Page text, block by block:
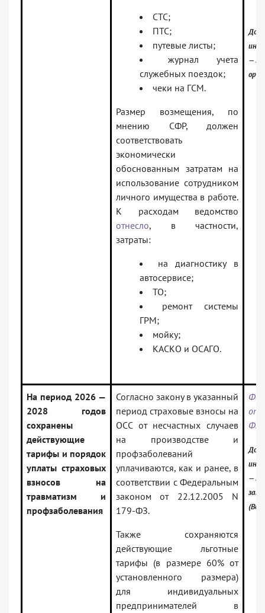
СТС;
ПТС;
путевые листы;
журнал учета
служебных поездок;
чеки на ГСМ.
Размер возмещения, по
мнению СФР, должен
соответствовать
экономически
обоснованным затратам на
использование сотрудником
личного имущества в работе.
К расходам ведомство
отнесло, в частности,
затраты:
на диагностику в
автосервисе;
ТО;
ремонт системы
ГРМ;
мойку;
КАСКО и ОСАГО.
—
На период 2026 —
2028 годов
сохранены
действующие
тарифы и порядок
уплаты страховых
взносов на
травматизм и
профзаболевания
Согласно закону в указанный
период страховые взносы на
ОСС от несчастных случаев
на производстве и
профзаболеваний
уплачиваются, как и ранее, в
соответствии с Федеральным
законом от 22.12.2005 N
179-ФЗ.
Также сохраняются
действующие льготные
тарифы (в размере 60% от
установленного размера)
для индивидуальных
предпринимателей в
от
ФЗ
—